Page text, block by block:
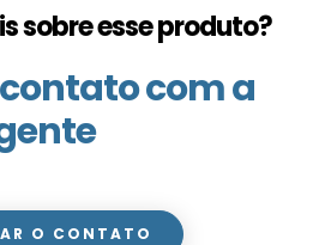
sobre esse produto?
com a
O CONTATO